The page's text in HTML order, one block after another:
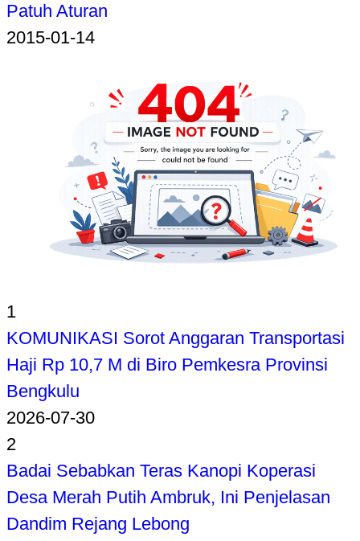
Patuh Aturan
2015-01-14
1
KOMUNIKASI Sorot Anggaran Transportasi
Haji Rp 10,7 M di Biro Pemkesra Provinsi
Bengkulu
2026-07-30
2
Badai Sebabkan Teras Kanopi Koperasi
Desa Merah Putih Ambruk, Ini Penjelasan
Dandim Rejang Lebong